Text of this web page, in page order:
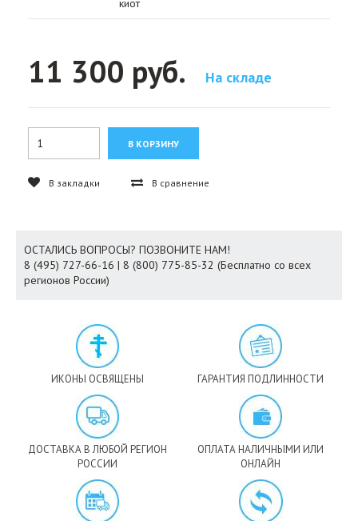
киот
11 300 руб. На складе
В закладки В сравнение
ОСТАЛИСЬ ВОПРОСЫ? ПОЗВОНИТЕ НАМ!
8 (495) 727-66-16 | 8 (800) 775-85-32 (Бесплатно со всех
регионов России)
ИКОНЫ ОСВЯЩЕНЫ ГАРАНТИЯ ПОДЛИННОСТИ
ДОСТАВКА В ЛЮБОЙ РЕГИОН
РОССИИ
ОПЛАТА НАЛИЧНЫМИ ИЛИ
ОНЛАЙН